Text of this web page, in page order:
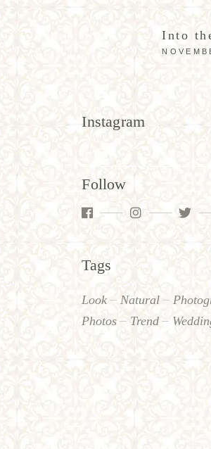
Into
Instagram
Follow
Tags
Look Natural
Photos
Trend